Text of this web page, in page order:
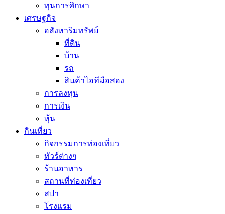
ทุนการศึกษา
เศรษฐกิจ
อสังหาริมทรัพย์
ที่ดิน
บ้าน
รถ
สินค้าไอทีมือสอง
การลงทุน
การเงิน
หุ้น
กินเที่ยว
กิจกรรมการท่องเที่ยว
ทัวร์ต่างๆ
ร้านอาหาร
สถานที่ท่องเที่ยว
สปา
โรงแรม